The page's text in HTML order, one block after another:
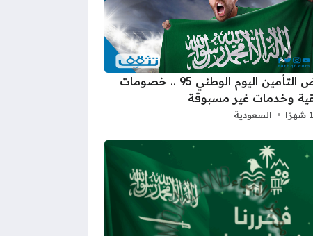
عروض التأمين اليوم الوطني 95 .. خصومات
وخدمات غير مسبوقة
السعودية